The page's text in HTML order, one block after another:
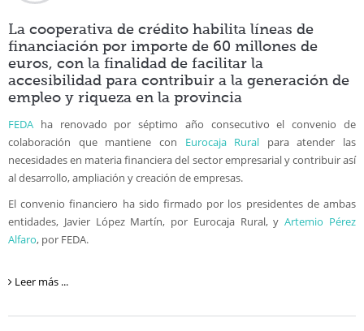
La cooperativa de crédito habilita líneas de
financiación por importe de 60 millones de
euros, con la finalidad de facilitar la
accesibilidad para contribuir a la generación de
empleo y riqueza en la provincia
FEDA ha renovado por séptimo año consecutivo el convenio de
colaboración que mantiene con Eurocaja Rural para atender las
necesidades en materia financiera del sector empresarial y contribuir así
al desarrollo, ampliación y creación de empresas.
El convenio financiero ha sido firmado por los presidentes de ambas
entidades, Javier López Martín, por Eurocaja Rural, yArtemio Pérez
Alfaro, por FEDA.
Leer más ...